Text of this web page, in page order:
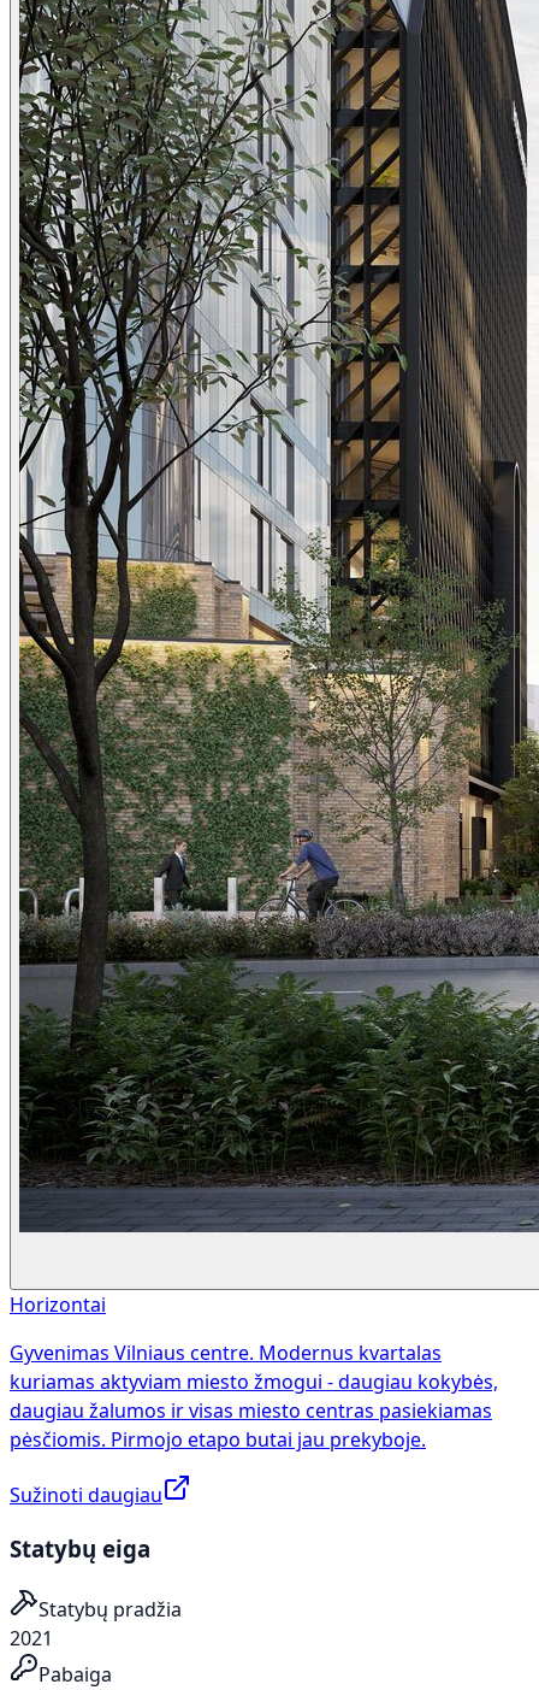
Horizontai
Gyvenimas Vilniaus centre. Modernus kvartalas
kuriamas aktyviam miesto žmogui - daugiau kokybės,
daugiau žalumos ir visas miesto centras pasiekiamas
pėsčiomis. Pirmojo etapo butai jau prekyboje.
Sužinoti daugiau
Statybų eiga
Statybų pradžia
2021
Pabaiga